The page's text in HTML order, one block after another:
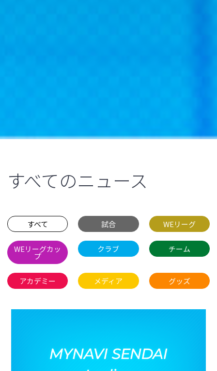
すべてのニュース
すべて 試合 WEリーグ
WEリーグカッ
プ
クラブ チーム
アカデミー メディア グッズ